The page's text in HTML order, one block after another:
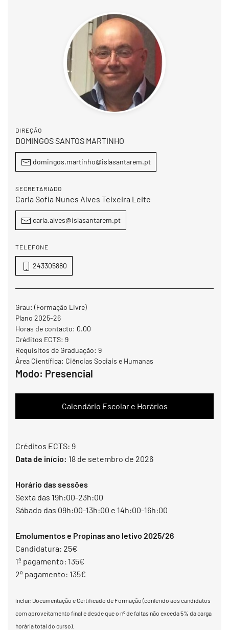
DIREÇÃO
DOMINGOS SANTOS MARTINHO
domingos.martinho@islasantarem.pt
SECRETARIADO
Carla Sofia Nunes Alves Teixeira Leite
carla.alves@islasantarem.pt
TELEFONE
243305880
Grau: (Formação Livre)
Plano 2025-26
Horas de contacto: 0.00
Créditos ECTS: 9
Requisitos de Graduação: 9
Área Científica: Ciências Sociais e Humanas
Modo: Presencial
Calendário Escolar e Horários
Créditos ECTS: 9
Data de início: 18 de setembro de 2026
Horário das sessões
Sexta das 19h:00-23h:00
Sábado das 09h:00-13h:00 e 14h:00-16h:00
Emolumentos e Propinas ano letivo 2025/26
Candidatura: 25€
1º pagamento: 135€
2º pagamento: 135€
Inclui: Documentação e Certificado de Formação (conferido aos candidatos
com aproveitamento final e desde que o nº de faltas não exceda 5% da carga
horária total do curso).